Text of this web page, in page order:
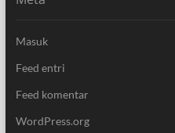
Masuk
Feed entri
Feed komentar
WordPress.org